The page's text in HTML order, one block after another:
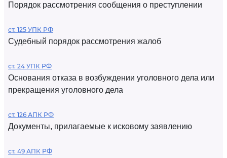
Порядок рассмотрения сообщения о преступлении
ст. 125 УПК РФ
Судебный порядок рассмотрения жалоб
ст. 24 УПК РФ
Основания отказа в возбуждении уголовного дела или
прекращения уголовного дела
ст. 126 АПК РФ
Документы, прилагаемые к исковому заявлению
ст. 49 АПК РФ